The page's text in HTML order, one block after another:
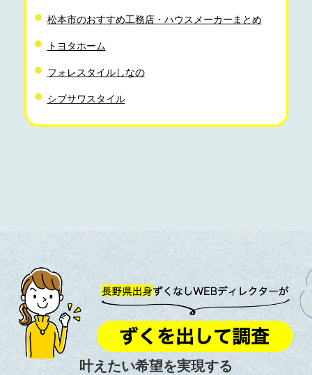
松本市のおすすめ工務店・ハウスメーカーまとめ
トヨタホーム
フォレスタイルしなの
シブサワスタイル
叶えたい希望を実現する